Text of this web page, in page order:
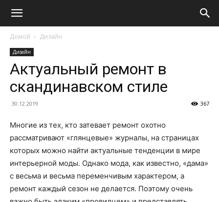
Домой Дизайн
Дизайн
Актуальный ремонт в
скандинавском стиле
30.12.2019 367
Многие из тех, кто затевает ремонт охотно
рассматривают «глянцевые» журналы, на страницах
которых можно найти актуальные тенденции в мире
интерьерной моды. Однако мода, как известно, «дама»
с весьма и весьма переменчивым характером, а
ремонт каждый сезон не делается. Поэтому очень